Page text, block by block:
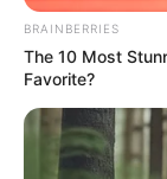
BRAINBERRIES
The 10 Most
Favorite?